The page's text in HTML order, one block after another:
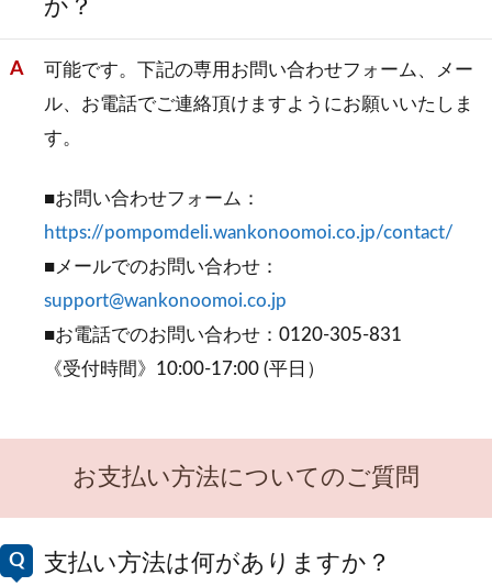
か？
可能です。下記の専用お問い合わせフォーム、メー
ル、お電話でご連絡頂けますようにお願いいたしま
す。
■お問い合わせフォーム：
https://pompomdeli.wankonoomoi.co.jp/contact/
■メールでのお問い合わせ：
support@wankonoomoi.co.jp
■お電話でのお問い合わせ：0120-305-831
《受付時間》10:00-17:00 (平日）
お支払い方法についてのご質問
支払い方法は何がありますか？